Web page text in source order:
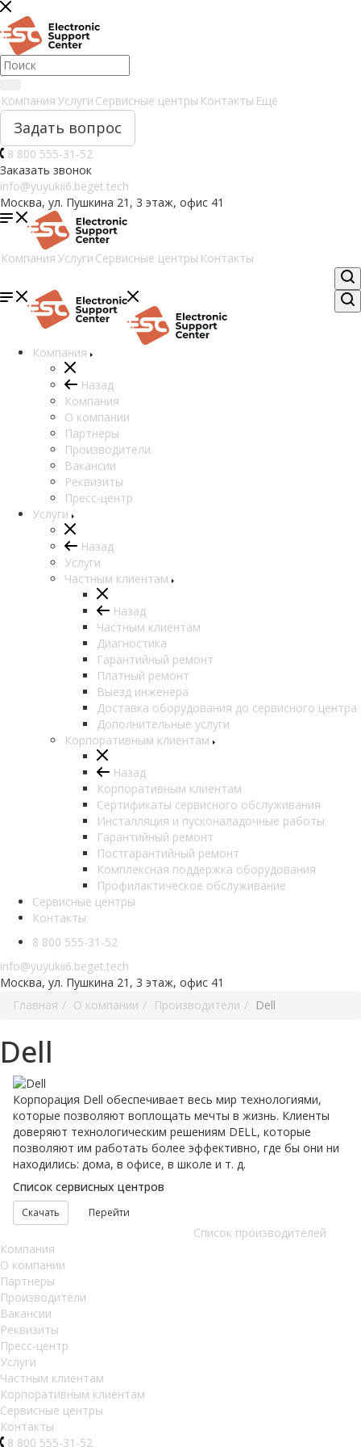
Компания Услуги Сервисные центры Контакты Ещё
Задать вопрос
8 800 555-31-52
Заказать звонок
info@yuyukii6.beget.tech
Москва, ул. Пушкина 21, 3 этаж, офис 41
Компания Услуги Сервисные центры Контакты
Компания
Назад
Компания
О компании
Партнеры
Производители
Вакансии
Реквизиты
Пресс-центр
Услуги
Назад
Услуги
Частным клиентам
Назад
Частным клиентам
Диагностика
Гарантийный ремонт
Платный ремонт
Выезд инженера
Доставка оборудования до сервисного центра
Дополнительные услуги
Корпоративным клиентам
Назад
Корпоративным клиентам
Сертификаты сервисного обслуживания
Инсталляция и пусконаладочные работы
Гарантийный ремонт
Постгарантийный ремонт
Комплексная поддержка оборудования
Профилактическое обслуживание
Сервисные центры
Контакты
8 800 555-31-52
info@yuyukii6.beget.tech
Москва, ул. Пушкина 21, 3 этаж, офис 41
Главная
О компании Производители Dell
Dell
Корпорация Dell обеспечивает весь мир технологиями,
которые позволяют воплощать мечты в жизнь. Клиенты
доверяют технологическим решениям DELL, которые
позволяют им работать более эффективно, где бы они ни
находились: дома, в офисе, в школе и т. д.
Список сервисных центров
Скачать Перейти
Список производителей
Компания
О компании
Партнеры
Производители
Вакансии
Реквизиты
Пресс-центр
Услуги
Частным клиентам
Корпоративным клиентам
Сервисные центры
Контакты
8 800 555-31-52